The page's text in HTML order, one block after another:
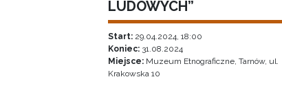
LUDOWYCH”
Start: 29.04.2024, 18:00
Koniec: 31.08.2024
Miejsce: Muzeum Etnograficzne, Tarnów, ul.
Krakowska 10